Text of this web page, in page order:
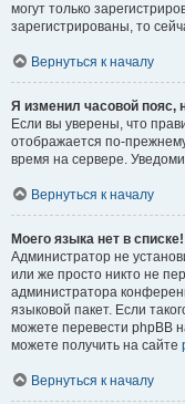
могут только
зарегистрированы, то
Вернуться к началу
Я изменил часовой пояс,
Если вы уверены, что
отображается по-
время на сервере.
Вернуться к началу
Моего языка нет в списке!
Администратор не
или же просто никто не
администратора
языковой пакет. Если
можете перевести phpBB
можете получить на сайте
Вернуться к началу